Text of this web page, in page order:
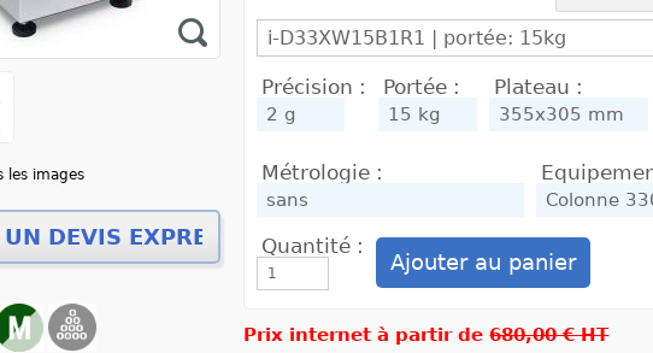
les images
Précision : Portée : Plateau :
Métrologie :
Quantité :
Prix internet à partir de680,00 € HT